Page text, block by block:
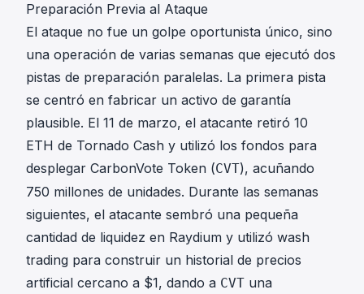
Preparación Previa al Ataque
El ataque no fue un golpe oportunista único, sino
una operación de varias semanas que ejecutó dos
pistas de preparación paralelas. La primera pista
se centró en fabricar un activo de garantía
plausible. El 11 de marzo, el atacante retiró 10
ETH de Tornado Cash y utilizó los fondos para
desplegar CarbonVote Token (CVT), acuñando
750 millones de unidades. Durante las semanas
siguientes, el atacante sembró una pequeña
cantidad de liquidez en Raydium y utilizó wash
trading para construir un historial de precios
artificial cercano a $1, dando a CVT una